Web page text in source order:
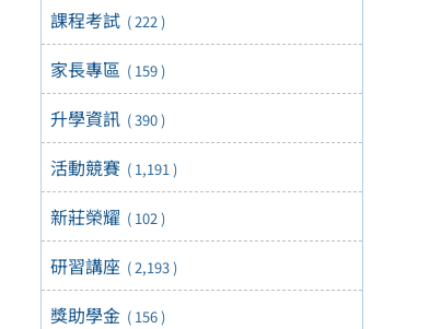
課程考試 ( 222 )
家長專區 ( 159 )
升學資訊 ( 390 )
活動競賽 ( 1,191 )
新莊榮耀 ( 102 )
研習講座 ( 2,193 )
獎助學金 ( 156 )